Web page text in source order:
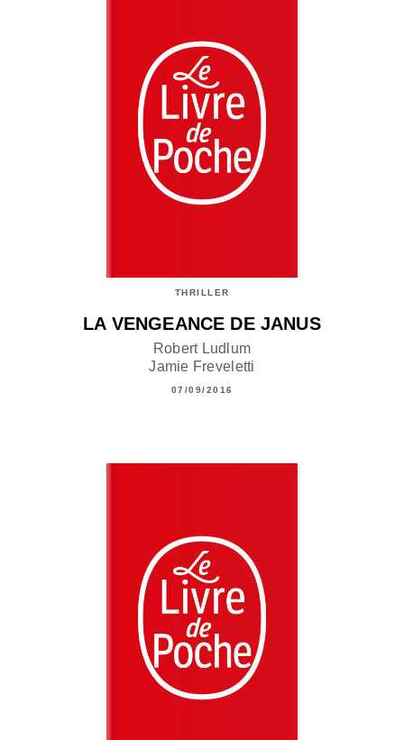
THRILLER
LA VENGEANCE DE JANUS
Robert Ludlum
Jamie Freveletti
07/09/2016